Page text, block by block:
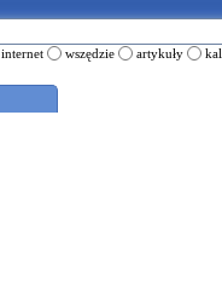
internet wszędzie artykuły